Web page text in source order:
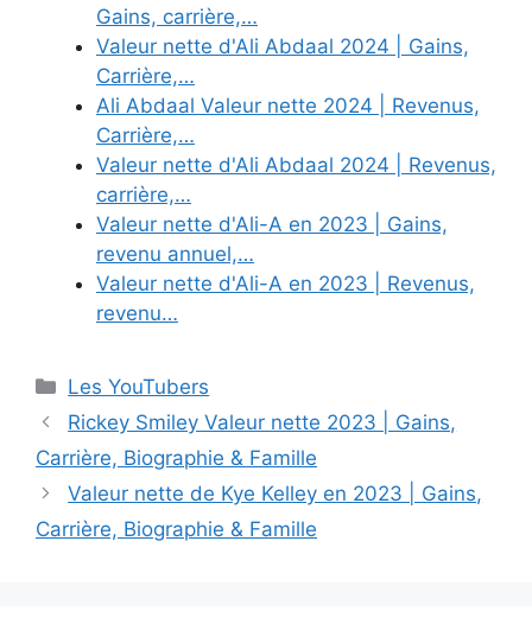
Gains, carrière,…
Valeur nette d'Ali Abdaal 2024 | Gains,
Carrière,…
Ali Abdaal Valeur nette 2024 | Revenus,
Carrière,…
Valeur nette d'Ali Abdaal 2024 | Revenus,
carrière,…
Valeur nette d'Ali-A en 2023 | Gains,
revenu annuel,…
Valeur nette d'Ali-A en 2023 | Revenus,
revenu…
Categories
Les YouTubers
Rickey Smiley Valeur nette 2023 | Gains,
Carrière, Biographie & Famille
Valeur nette de Kye Kelley en 2023 | Gains,
Carrière, Biographie & Famille